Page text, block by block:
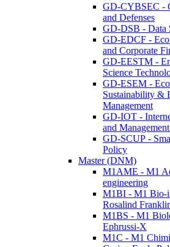
GD-CYBSEC -
and Defenses
GD-DSB - Data
GD-EDCF -
and Corporate
GD-EESTM -
Science
GD-ESEM -
Sustainability &
Management
GD-IOT -
and
GD-SCUP -
Policy
Master (DNM)
M1AME - M1
engineering
M1BI - M1 Bio-
Rosalind
M1BS - M1
Ephrussi-X
M1C - M1